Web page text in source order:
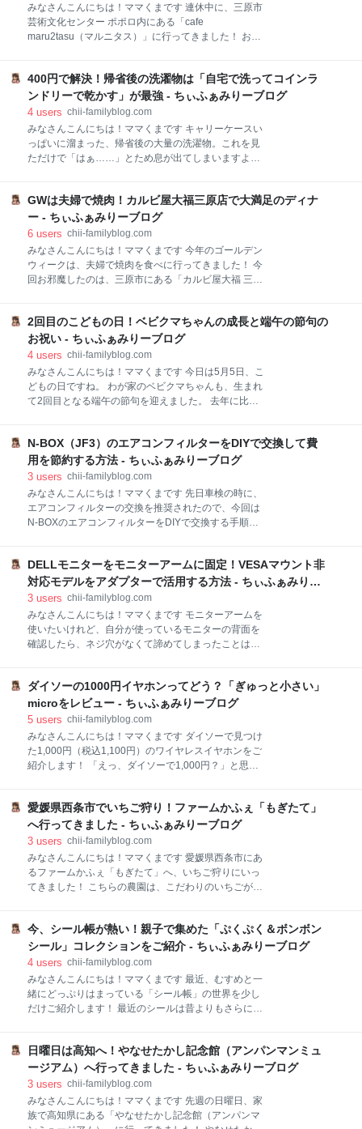
ームをいただきました！ いちご大福ソフト ワッフルコ
ーンの上には、もちもちのいちご大福が丸ごとのって
いてボリューム満点です。大福の甘みと、甘酸っぱい
さでした！ いちごのシュークリーム サクサクのシュー
生地の間に、生クリームと大粒のいちごが挟まれてい
ます。クリームの優しい甘さといちごのフレッシュな
酸味のバランス
みなさんこんにちは！ママくまです 連休中に、三原市
芸術文化センター ポポロ内にある「cafe
maru2tasu（マルニタス）」に行ってきました！ お目
クロワッサンに、冷たいアイスとイチゴのソースがた
っぷりかかっていて、盛り付けもとってもきれいで
す。 ほんのりとした甘さが絶妙で、味も美味しかった
です。 広々とした空間でゆったりと流れる時間を感じ
ながら、楽しいひとときを過ごせました！ 最後に マル
ニタスはランチだけでなく、こうしたスイーツメニュ
くださいね。 cafe maru2tasu 店舗情報 住所：広島県
三原市宮浦2-1-1 ポポロ内 電話：0848-81-1200 営業
400円で解決！帰省後の洗濯物は「自宅で洗ってコインラ
ンドリーで乾かす」が最強 - ちぃふぁみりーブログ
4 users chii-familyblog.com
みなさんこんにちは！ママくまです キャリーケースい
っぱいに溜まった、帰省後の大量の洗濯物。これを見
ただけで「はぁ……」とため息が出てしまいますよ
で一番おすすめなのが、「自宅で脱水まで済ませて、
乾燥だけコインランドリーに持っていく」という方法
です。 時短とフワフワな仕上がり コインランドリーの
ガス乾燥機はとにかくハイパワー。自宅でしっかり脱
水した濡れた衣類をドサッと入れても、400円ほど
（約30〜40分）で完璧に乾きます。 メリット 洗濯・
く、一瞬で片付きます。 高温の熱風で乾かすため、仕
上がりもフワフワになります。 濡れた洗濯物を運ぶ手
間は少しありますが、何回も家で乾燥機を回す手間に
比べたら、圧
GWは夫婦で焼肉！カルビ屋大福三原店で大満足のディナ
ー - ちぃふぁみりーブログ
6 users chii-familyblog.com
みなさんこんにちは！ママくまです 今年のゴールデン
ウィークは、夫婦で焼肉を食べに行ってきました！ 今
回お邪魔したのは、三原市にある「カルビ屋大福 三原
た。 ボリューム満点の焼肉メニュー サイドメニューの
ユッケと冷麺もオススメ 最後に ボリューム満点の焼肉
メニュー カルビやハラミなど、どのお肉も食べ応えバ
ツグンでした。 新鮮なサンチュにお肉を巻いて食べる
と、いくらでも食べられてしまいます。 サイドメニュ
ーのユッケと冷麺もオススメ 今回はユッケと冷麺も注
選んだ冷麺は、つるっとした喉越しとさっぱりしたス
ープが焼肉の後にぴったりでした。 夫婦揃ってお腹い
っぱいになりました。 最後に カルビ屋大福 三原店は
2回目のこどもの日！ベビクマちゃんの成長と端午の節句の
お祝い - ちぃふぁみりーブログ
4 users chii-familyblog.com
みなさんこんにちは！ママくまです 今日は5月5日、こ
どもの日ですね。 わが家のベビクマちゃんも、生まれ
て2回目となる端午の節句を迎えました。 去年に比べ
家のお気に入りの兜飾りと龍の刺繍が入った名前旗も
飾りました。 今年は、横に座ってポーズをとってくれ
ました。こうしたちょっとした仕草からも、この1年
での大きな成長を感じることができました！ お兄ちゃ
んらしくなったベビクマちゃん やんちゃな面も増えて
きましたが、こうして健やかに成長してくれているこ
すよね。 最後に 生まれて2回目のこどもの日は、ベビ
クマちゃんの成長を実感する1日となりました。1年前
の写真と見比べると、顔つきもすっかりお兄ちゃんら
しくなり
N-BOX（JF3）のエアコンフィルターをDIYで交換して費
用を節約する方法 - ちぃふぁみりーブログ
3 users chii-familyblog.com
みなさんこんにちは！ママくまです 先日車検の時に、
エアコンフィルターの交換を推奨されたので、今回は
N-BOXのエアコンフィルターをDIYで交換する手順を
意点 最後に エアコンフィルター交換手順 1.助手席の
前にあるグローブボックスを取り外します。 グローブ
ボックスを開き、足元の方から裏側に手を突っ込んで
手前に引くと、クリップが外れてガバッと開きます。
これが外したグローブボックスです。 この丸で囲んだ
あたりを、力を入れて手前に引いてください。 このク
い長方形のカバーが見えます。左右にあるツマミを押
しながら引くとカバーが外れ、中にエアコンフィルタ
ーが入っています。 エアコンフィルターは、手前
DELLモニターをモニターアームに固定！VESAマウント非
対応モデルをアダプターで活用する方法 - ちぃふぁみりー
ブログ
3 users chii-familyblog.com
みなさんこんにちは！ママくまです モニターアームを
使いたいけれど、自分が使っているモニターの背面を
確認したら、ネジ穴がなくて諦めてしまったことはあ
取り付けることができます！ VESAマウントアダプタ
ー「MOUNT-DLSSE2」 VESAマウントアダプター選
びのポイント 既存のスタンドを外すコツと取り付け手
順 最後に VESAマウントアダプター「MOUNT-
DLSSE2」 VESAマウントアダプター選びのポイント
DELLのSシリーズなどは、背面に100x100mmのネジ
する専用マウントです。 私が選んだのはVIVOのアダ
プターで、作りもしっかりしていて、お気に入りのモ
ニターをそのままアームで浮か
ダイソーの1000円イヤホンってどう？「ぎゅっと小さい」
microをレビュー - ちぃふぁみりーブログ
5 users chii-familyblog.com
みなさんこんにちは！ママくまです ダイソーで見つけ
た1,000円（税込1,100円）のワイヤレスイヤホンをご
紹介します！ 「えっ、ダイソーで1,000円？」と思う
観 装着感と操作性 音質と遅延 最後に パッケージと外
観 価格は1,000円（税込1,100円）。 ダイソーの中で
は高価格帯ですが、完全ワイヤレスイヤホンとしては
お買い得。 充電ケースは、手のひらにすっぽり収まる
コンパクトサイズです。 イヤホン本体もとっても小さ
くて軽いので、長時間つけていても疲れにくそうで
落ちにくいです。 タッチセンサーの感度も良好で、ス
トレスなく操作できます。 音質と遅延 YouTubeやネ
ットフリックスなどの動画視聴
愛媛県西条市でいちご狩り！ファームかふぇ「もぎたて」
へ行ってきました - ちぃふぁみりーブログ
3 users chii-familyblog.com
みなさんこんにちは！ママくまです 愛媛県西条市にあ
るファームかふぇ「もぎたて」へ、いちご狩りにいっ
てきました！ こちらの農園は、こだわりのいちごが楽
ぇ「もぎたて」のアクセス情報 アクセス 最後に 大き
くて真っ赤な完熟いちご ハウスの中に入ると、目の前
に食べ頃の真っ赤に実ったいちごがたくさん並んでい
てテンション爆上がりです！ 採ってみると、ずっしり
重たくて一粒一粒がとっても大きくてびっくり。甘く
てジューシーでとっても美味しいです。 これが食べ放
にしていました。自分の顔と同じくらいの大きさがあ
るいちごを見つけては大喜びで、小さな手に紙コップ
を持って一生懸命収穫していました。 お腹いっぱい食
べるこ
今、シール帳が熱い！親子で集めた「ぷくぷく＆ボンボン
シール」コレクションをご紹介 - ちぃふぁみりーブログ
4 users chii-familyblog.com
みなさんこんにちは！ママくまです 最近、むすめと一
緒にどっぷりはまっている「シール帳」の世界を少し
だけご紹介します！ 最近のシールは昔よりもさらに進
質感がたまらなく可愛いです。 わたしのシール帳 最後
に わたしのシール帳 今回ご紹介するのは、わたしの大
切にしているコレクションの一部です。 立体的なシー
ルをバインダーのポケットにぎっしりと並べていく作
業は、大人でもついつい夢中になってしまいます。 透
明なケースにお気に入りのキーホルダーを付けて、自
日曜日は高知へ！やなせたかし記念館（アンパンマンミュ
ージアム）へ行ってきました - ちぃふぁみりーブログ
3 users chii-familyblog.com
みなさんこんにちは！ママくまです 先週の日曜日、家
族で高知県にある「やなせたかし記念館（アンパンマ